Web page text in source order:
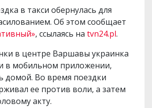
в такси обернулась для
Об этом сообщает
, ссылаясь на tvn24.pl.
в центре Варшавы украинка
в мобильном приложении,
домой. Во время поездки
ее против воли, а затем
акту.